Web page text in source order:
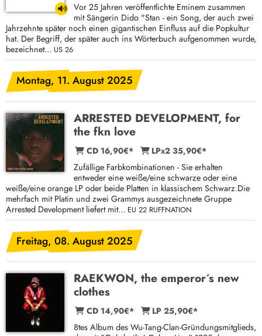
Vor 25 Jahren veröffentlichte Eminem zusammen
mit Sängerin Dido "Stan - ein Song, der auch zwei
Jahrzehnte später noch einen gigantischen Einfluss auf die Popkultur
hat. Der Begriff, der später auch ins Wörterbuch aufgenommen wurde,
bezeichnet... US 26
Montag, 11. August 2025
ARRESTED DEVELOPMENT, for
the fkn love
CD 16,90€*
LPx2 35,90€*
Zufällige Farbkombinationen - Sie erhalten
entweder eine weiße/eine schwarze oder eine
weiße/eine orange LP oder beide Platten in klassischem Schwarz.Die
mehrfach mit Platin und zwei Grammys ausgezeichnete Gruppe
Arrested Development liefert mit... EU 22 RUFFNATION
Freitag, 08. August 2025
RAEKWON, the emperor´s new
clothes
CD 14,90€*
LP 25,90€*
8tes Album des Wu-Tang-Clan-Gründungsmitglieds,